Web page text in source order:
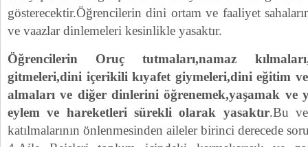
gösterecektir.Öğrencilerin dini ortam ve faaliyet
ve vaazlar dinlemeleri kesinlikle yasaktır.
Öğrencilerin Oruç tutmaları,namaz
gitmeleri,dini içerikili kıyafet giymeleri,dini eğitim
almaları ve diğer dinlerini öğrenemek,yaşamak
eylem ve hareketleri sürekli olarak yasaktır.Bu
katılmalarının önlenmesinden aileler birinci derecede